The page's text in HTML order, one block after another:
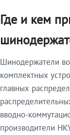
Где и кем
Шинодержатели
комплектных
главных
вводно-
производители